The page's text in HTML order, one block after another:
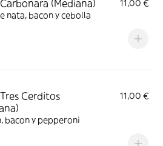
(Mediana)
11,00 €
nata, bacon y cebolla
Cerditos
11,00 €
bacon y pepperoni